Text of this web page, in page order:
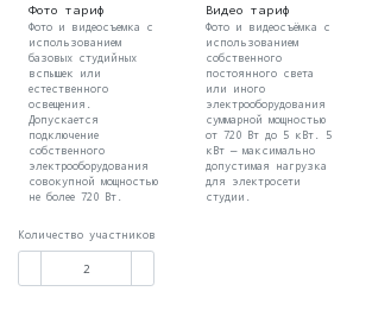
Фото тариф
Фото и видеосъемка с
использованием
базовых студийных
вспышек или
естественного
освещения.
Допускается
подключение
собственного
электрооборудования
совокупной мощностью
не более 720 Вт.
Видео тариф
Фото и видеосъёмка с
использованием
собственного
постоянного света
или иного
электрооборудования
суммарной мощностью
от 720 Вт до 5 кВт. 5
кВт — максимально
допустимая нагрузка
для электросети
студии.
Количество участников